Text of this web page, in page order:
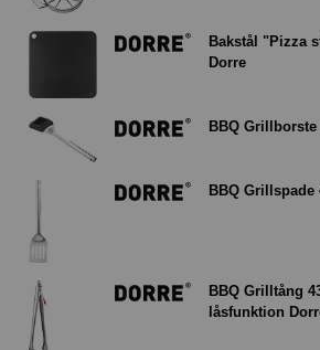
Bakstål "Pizza
Dorre
BBQ
BBQ Grillspade
BBQ Grilltång
låsfunktion